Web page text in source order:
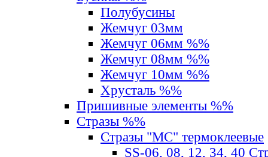
Полубусины
Жемчуг 03мм
Жемчуг 06мм %%
Жемчуг 08мм %%
Жемчуг 10мм %%
Хрусталь %%
Пришивные элементы %%
Стразы %%
Стразы "MС" термоклеевые
SS-06, 08, 12, 34, 40